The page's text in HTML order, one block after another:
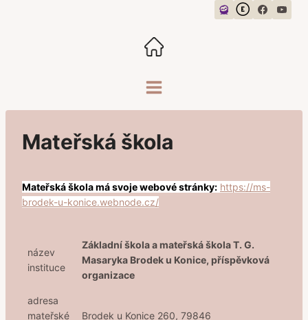
Mateřská škola
Mateřská škola má svoje webové stránky: https://ms-
brodek-u-konice.webnode.cz/
název
instituce
Základní škola a mateřská škola T. G.
Masaryka Brodek u Konice, příspěvková
organizace
adresa
mateřské
Brodek u Konice 260, 79846